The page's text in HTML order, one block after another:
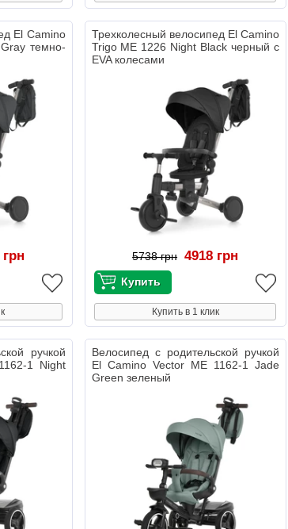
El Camino
темно-
Трехколесный велосипед El Camino
Trigo ME 1226 Night Black черный с
EVA колесами
5738 грн 4918 грн
Купить в 1 клик
ручкой
1 Night
Велосипед с родительской ручкой
El Camino Vector ME 1162-1 Jade
Green зеленый